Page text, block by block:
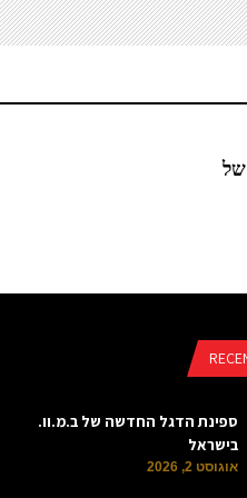
של
ספינת הדגל החדשה של ב.מ.וו.
בישראל
אוגוסט 2, 2026